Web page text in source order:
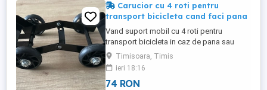
Carucior cu 4 roti pentru
transport bicicleta cand faci pana
Vand suport mobil cu 4 roti pentru
transport bicicleta in caz de pana sau
defect. Se pune sub roata defecta si poti
impinge bicicleta usor pana acasa sau
pana la service fara sa o cari pe umar.
Detalii: Cadru metalic solid negru 4 roti
Timisoara, Timis
ieri 18:16
74 RON